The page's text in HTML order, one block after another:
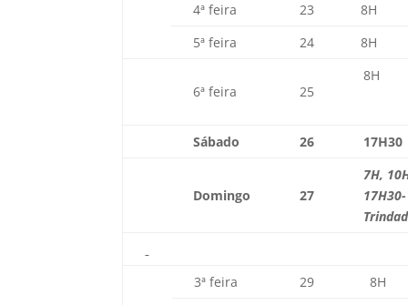
4ª feira
23
8H
5ª feira
24 8H
6ª feira 25
8H
Sábado 26 17H30
Domingo 27
7H,
17H30-
3ª feira 29
8H